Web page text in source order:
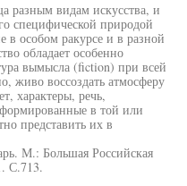
разным видам искусства, и
специфической природой
в особом ракурсе и в разной
обладает особенно
вымысла (fiction) при всей
живо воссоздать атмосферу
характеры, речь,
в той или
представить их в
М.: Большая Российская
С.713.